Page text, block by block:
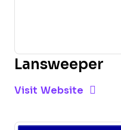
Lansweeper
Visit Website Opens